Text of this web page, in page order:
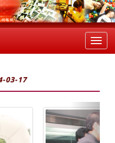
03-17
Next